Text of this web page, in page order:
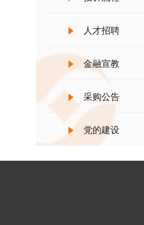
人才招聘
金融宣教
采购公告
党的建设